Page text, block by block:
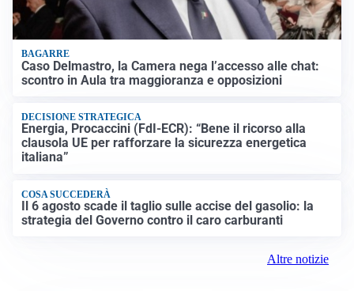
BAGARRE
Caso Delmastro, la Camera nega l’accesso alle chat:
scontro in Aula tra maggioranza e opposizioni
DECISIONE STRATEGICA
Energia, Procaccini (FdI-ECR): “Bene il ricorso alla
clausola UE per rafforzare la sicurezza energetica
italiana”
COSA SUCCEDERÀ
Il 6 agosto scade il taglio sulle accise del gasolio: la
strategia del Governo contro il caro carburanti
Altre notizie